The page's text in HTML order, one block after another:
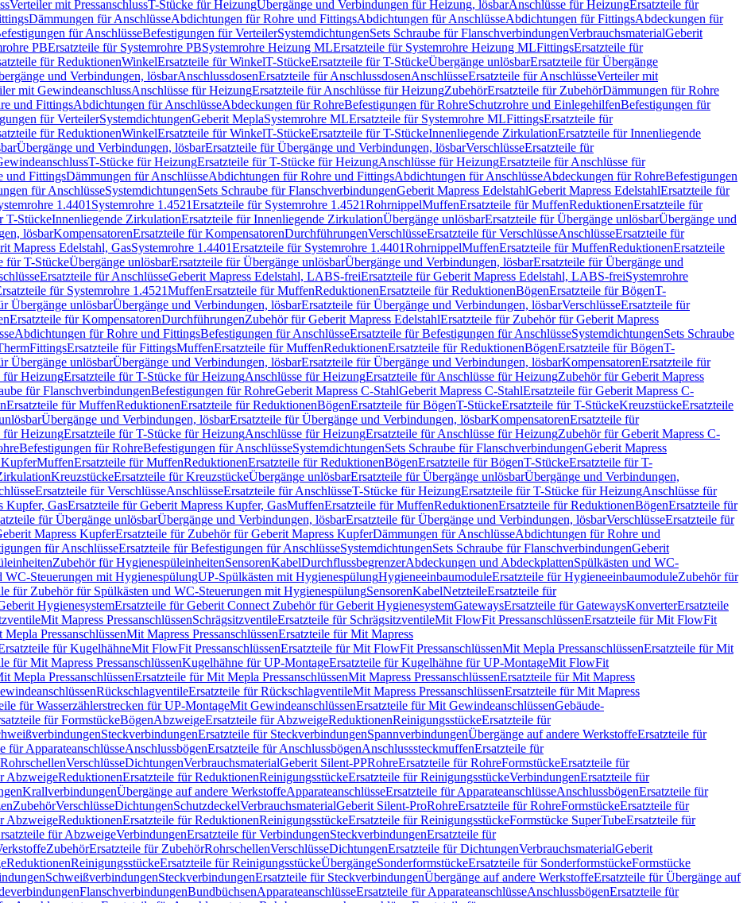
Verteiler mit PressanschlussT-Stücke für HeizungÜbergänge und Verbindungen für Heizung, lösbarAnschlüsse für HeizungErsatzteile für
Dämmungen für AnschlüsseAbdichtungen für Rohre und FittingsAbdichtungen für AnschlüsseAbdichtungen für FittingsAbdeckungen für
für AnschlüsseBefestigungen für VerteilerSystemdichtungenSets Schraube für FlanschverbindungenVerbrauchsmaterialGeberit
PBErsatzteile für Systemrohre PBSystemrohre Heizung MLErsatzteile für Systemrohre Heizung MLFittingsErsatzteile für
für ReduktionenWinkelErsatzteile für WinkelT-StückeErsatzteile für T-StückeÜbergänge unlösbarErsatzteile für Übergänge
und Verbindungen, lösbarAnschlussdosenErsatzteile für AnschlussdosenAnschlüsseErsatzteile für AnschlüsseVerteiler mit
mit GewindeanschlussAnschlüsse für HeizungErsatzteile für Anschlüsse für HeizungZubehörErsatzteile für ZubehörDämmungen für Rohre
und FittingsAbdichtungen für AnschlüsseAbdeckungen für RohreBefestigungen für RohreSchutzrohre und EinlegehilfenBefestigungen für
für VerteilerSystemdichtungenGeberit MeplaSystemrohre MLErsatzteile für Systemrohre MLFittingsErsatzteile für
für ReduktionenWinkelErsatzteile für WinkelT-StückeErsatzteile für T-StückeInnenliegende ZirkulationErsatzteile für Innenliegende
Übergänge und Verbindungen, lösbarErsatzteile für Übergänge und Verbindungen, lösbarVerschlüsseErsatzteile für
T-Stücke für HeizungErsatzteile für T-Stücke für HeizungAnschlüsse für HeizungErsatzteile für Anschlüsse für
und FittingsDämmungen für AnschlüsseAbdichtungen für Rohre und FittingsAbdichtungen für AnschlüsseAbdeckungen für RohreBefestigungen
für AnschlüsseSystemdichtungenSets Schraube für FlanschverbindungenGeberit Mapress EdelstahlGeberit Mapress EdelstahlErsatzteile für
1.4401 Systemrohre 1.4521Ersatzteile für Systemrohre 1.4521RohrnippelMuffenErsatzteile für MuffenReduktionenErsatzteile für
T-StückeInnenliegende ZirkulationErsatzteile für Innenliegende ZirkulationÜbergänge unlösbarErsatzteile für Übergänge unlösbarÜbergänge und
lösbarKompensatorenErsatzteile für KompensatorenDurchführungenVerschlüsseErsatzteile für VerschlüsseAnschlüsseErsatzteile für
Mapress Edelstahl, GasSystemrohre 1.4401Ersatzteile für Systemrohre 1.4401RohrnippelMuffenErsatzteile für MuffenReduktionenErsatzteile
für T-StückeÜbergänge unlösbarErsatzteile für Übergänge unlösbarÜbergänge und Verbindungen, lösbarErsatzteile für Übergänge und
Ersatzteile für AnschlüsseGeberit Mapress Edelstahl, LABS-freiErsatzteile für Geberit Mapress Edelstahl, LABS-freiSystemrohre
für Systemrohre 1.4521MuffenErsatzteile für MuffenReduktionenErsatzteile für ReduktionenBögenErsatzteile für BögenT-
Übergänge unlösbarÜbergänge und Verbindungen, lösbarErsatzteile für Übergänge und Verbindungen, lösbarVerschlüsseErsatzteile für
Ersatzteile für KompensatorenDurchführungenZubehör für Geberit Mapress EdelstahlErsatzteile für Zubehör für Geberit Mapress
Abdichtungen für Rohre und FittingsBefestigungen für AnschlüsseErsatzteile für Befestigungen für AnschlüsseSystemdichtungenSets Schraube
FittingsErsatzteile für FittingsMuffenErsatzteile für MuffenReduktionenErsatzteile für ReduktionenBögenErsatzteile für BögenT-
Übergänge unlösbarÜbergänge und Verbindungen, lösbarErsatzteile für Übergänge und Verbindungen, lösbarKompensatorenErsatzteile für
für HeizungErsatzteile für T-Stücke für HeizungAnschlüsse für HeizungErsatzteile für Anschlüsse für HeizungZubehör für Geberit Mapress
für FlanschverbindungenBefestigungen für RohreGeberit Mapress C-StahlGeberit Mapress C-StahlErsatzteile für Geberit Mapress C-
Ersatzteile für MuffenReduktionenErsatzteile für ReduktionenBögenErsatzteile für BögenT-StückeErsatzteile für T-StückeKreuzstückeErsatzteile
Übergänge und Verbindungen, lösbarErsatzteile für Übergänge und Verbindungen, lösbarKompensatorenErsatzteile für
für HeizungErsatzteile für T-Stücke für HeizungAnschlüsse für HeizungErsatzteile für Anschlüsse für HeizungZubehör für Geberit Mapress C-
Befestigungen für RohreBefestigungen für AnschlüsseSystemdichtungenSets Schraube für FlanschverbindungenGeberit Mapress
KupferMuffenErsatzteile für MuffenReduktionenErsatzteile für ReduktionenBögenErsatzteile für BögenT-StückeErsatzteile für T-
KreuzstückeErsatzteile für KreuzstückeÜbergänge unlösbarErsatzteile für Übergänge unlösbarÜbergänge und Verbindungen,
Ersatzteile für VerschlüsseAnschlüsseErsatzteile für AnschlüsseT-Stücke für HeizungErsatzteile für T-Stücke für HeizungAnschlüsse für
Kupfer, GasErsatzteile für Geberit Mapress Kupfer, GasMuffenErsatzteile für MuffenReduktionenErsatzteile für ReduktionenBögenErsatzteile für
für Übergänge unlösbarÜbergänge und Verbindungen, lösbarErsatzteile für Übergänge und Verbindungen, lösbarVerschlüsseErsatzteile für
Mapress KupferErsatzteile für Zubehör für Geberit Mapress KupferDämmungen für AnschlüsseAbdichtungen für Rohre und
für AnschlüsseErsatzteile für Befestigungen für AnschlüsseSystemdichtungenSets Schraube für FlanschverbindungenGeberit
Zubehör für HygienespüleinheitenSensorenKabelDurchflussbegrenzerAbdeckungen und AbdeckplattenSpülkästen und WC-
WC-Steuerungen mit HygienespülungUP-Spülkästen mit HygienespülungHygieneeinbaumoduleErsatzteile für HygieneeinbaumoduleZubehör für
für Zubehör für Spülkästen und WC-Steuerungen mit HygienespülungSensorenKabelNetzteileErsatzteile für
HygienesystemErsatzteile für Geberit Connect Zubehör für Geberit HygienesystemGatewaysErsatzteile für GatewaysKonverterErsatzteile
Mit Mapress PressanschlüssenSchrägsitzventileErsatzteile für SchrägsitzventileMit FlowFit PressanschlüssenErsatzteile für Mit FlowFit
PressanschlüssenMit Mapress PressanschlüssenErsatzteile für Mit Mapress
für KugelhähneMit FlowFit PressanschlüssenErsatzteile für Mit FlowFit PressanschlüssenMit Mepla PressanschlüssenErsatzteile für Mit
für Mit Mapress PressanschlüssenKugelhähne für UP-MontageErsatzteile für Kugelhähne für UP-MontageMit FlowFit
Mepla PressanschlüssenErsatzteile für Mit Mepla PressanschlüssenMit Mapress PressanschlüssenErsatzteile für Mit Mapress
RückschlagventileErsatzteile für RückschlagventileMit Mapress PressanschlüssenErsatzteile für Mit Mapress
für Wasserzählerstrecken für UP-MontageMit GewindeanschlüssenErsatzteile für Mit GewindeanschlüssenGebäude-
für FormstückeBögenAbzweigeErsatzteile für AbzweigeReduktionenReinigungsstückeErsatzteile für
SteckverbindungenErsatzteile für SteckverbindungenSpannverbindungenÜbergänge auf andere WerkstoffeErsatzteile für
für ApparateanschlüsseAnschlussbögenErsatzteile für AnschlussbögenAnschlusssteckmuffenErsatzteile für
VerschlüsseDichtungenVerbrauchsmaterialGeberit Silent-PPRohreErsatzteile für RohreFormstückeErsatzteile für
AbzweigeReduktionenErsatzteile für ReduktionenReinigungsstückeErsatzteile für ReinigungsstückeVerbindungenErsatzteile für
KrallverbindungenÜbergänge auf andere WerkstoffeApparateanschlüsseErsatzteile für ApparateanschlüsseAnschlussbögenErsatzteile für
ZubehörVerschlüsseDichtungenSchutzdeckelVerbrauchsmaterialGeberit Silent-ProRohreErsatzteile für RohreFormstückeErsatzteile für
AbzweigeReduktionenErsatzteile für ReduktionenReinigungsstückeErsatzteile für ReinigungsstückeFormstücke SuperTubeErsatzteile für
für AbzweigeVerbindungenErsatzteile für VerbindungenSteckverbindungenErsatzteile für
ZubehörErsatzteile für ZubehörRohrschellenVerschlüsseDichtungenErsatzteile für DichtungenVerbrauchsmaterialGeberit
ReduktionenReinigungsstückeErsatzteile für ReinigungsstückeÜbergängeSonderformstückeErsatzteile für SonderformstückeFormstücke
SchweißverbindungenSteckverbindungenErsatzteile für SteckverbindungenÜbergänge auf andere WerkstoffeErsatzteile für Übergänge auf
FlanschverbindungenBundbüchsenApparateanschlüsseErsatzteile für ApparateanschlüsseAnschlussbögenErsatzteile für